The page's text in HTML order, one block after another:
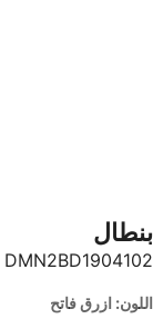
بنطال
DMN2BD1904102
اللون: ازرق فاتح